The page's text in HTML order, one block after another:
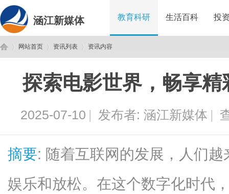
涵江新媒体 教育科研 生活百科 投
网站首页
›
资讯列表
›
资讯内容
探索电影世界，畅享
2025-07-10 | 发布者: 涵江新媒体 |
摘要: 随着互联网的发展，人们
娱乐和放松。在这个数字化时代